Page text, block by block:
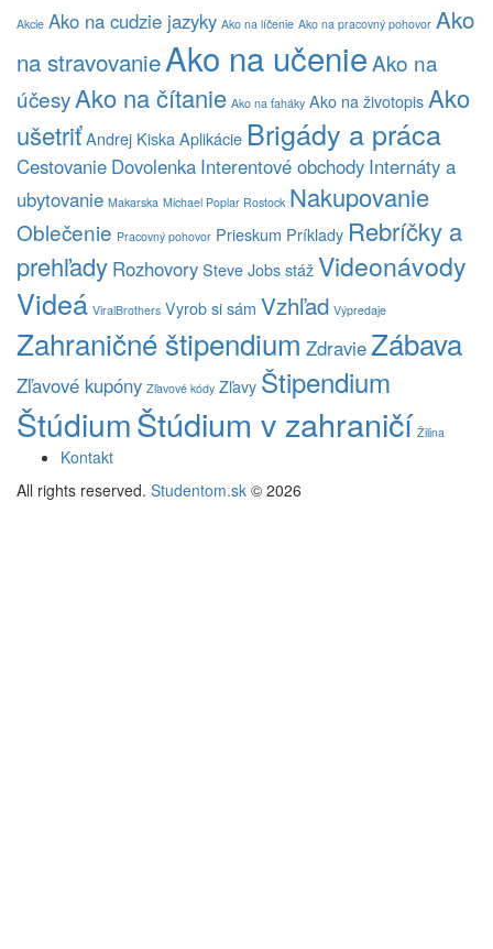
Akcie Ako na cudzie jazyky Ako na líčenie Ako na pracovný pohovor Ako
na stravovanieAko na učenieAko na
účesyAko na čítanie Ako na ťaháky Ako na životopis Ako
ušetriťAndrej Kiska Aplikácie Brigády a práca
Cestovanie Dovolenka Interentové obchody Internáty a
ubytovanie Makarska Michael Poplar Rostock Nakupovanie
Oblečenie Pracovný pohovor Prieskum Príklady Rebríčky a
prehľady RozhovorySteve JobsstážVideonávody
Videá ViralBrothers Vyrob si sám Vzhľad Výpredaje
Zahraničné štipendium ZdravieZábava
Zľavové kupóny Zľavové kódy Zľavy Štipendium
ŠtúdiumŠtúdium v zahraničí Žilina
Kontakt
All rights reserved. Studentom.sk © 2026